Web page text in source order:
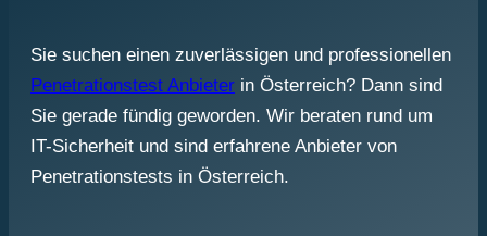
Sie suchen einen zuverlässigen und professionellen
Penetrationstest Anbieter in Österreich? Dann sind
Sie gerade fündig geworden. Wir beraten rund um
IT-Sicherheit und sind erfahrene Anbieter von
Penetrationstests in Österreich.